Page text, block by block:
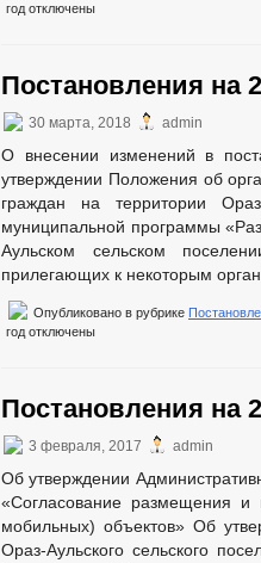
год отключены
Постановления на
30 марта, 2018 admin
О внесении изменений в
утверждении Положения об
граждан на территории
муниципальной программы
Аульском сельском
прилегающих к некоторым
Опубликовано в рубрике
год отключены
Постановления на
3 февраля, 2017 admin
Об утверждении
«Согласование размещения и
мобильных) объектов» Об
Ораз-Аульского сельского